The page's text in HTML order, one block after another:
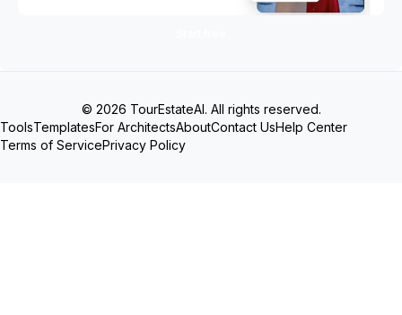
© 2026 TourEstateAI. All rights reserved.
ToolsTemplatesFor ArchitectsAboutContact UsHelp Center
Terms of ServicePrivacy Policy